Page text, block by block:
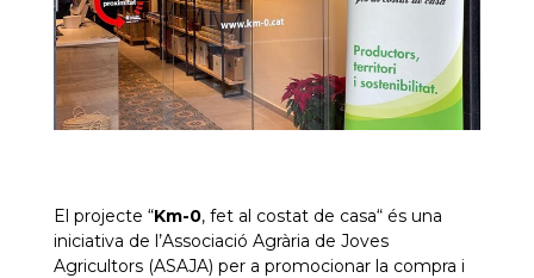
El projecte “Km-0, fet al costat de casa“és una
iniciativa de l’Associació Agrària de Joves
Agricultors (ASAJA) per a promocionar la compra i